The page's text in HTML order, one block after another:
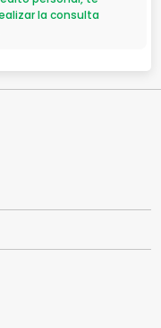
la consulta